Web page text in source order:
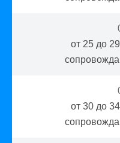
от 25 до 29
от 30 до 34